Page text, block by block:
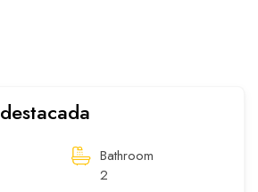
Llamar
Bathroom
2